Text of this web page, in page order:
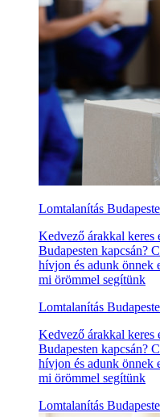
Lomtalanítás
Kedvező árakkal keres
Budapesten kapcsán?
hívjon és adunk önnek
mi örömmel segítünk
Lomtalanítás
Kedvező árakkal keres
Budapesten kapcsán?
hívjon és adunk önnek
mi örömmel segítünk
Lomtalanítás